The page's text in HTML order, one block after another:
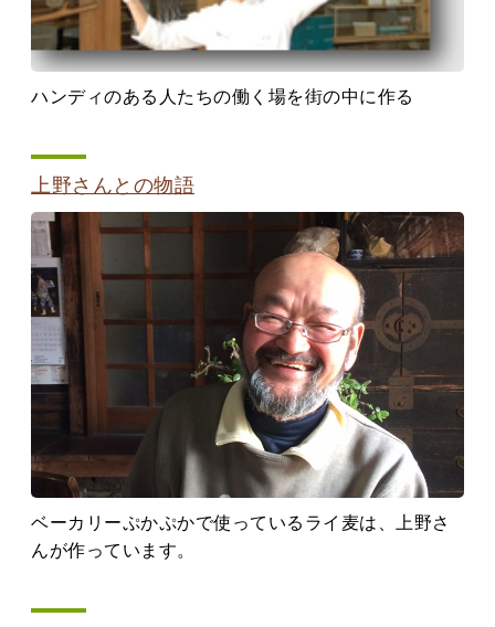
ハンディのある人たちの働く場を街の中に作る
上野さんとの物語
ベーカリーぷかぷかで使っているライ麦は、上野さ
んが作っています。